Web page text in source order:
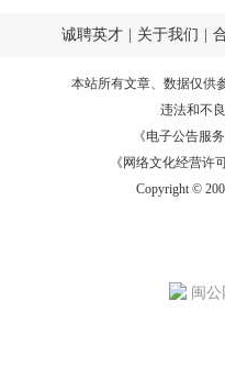
诚聘英才 关于我们
本站所有文章、数据仅供
违法和不
《电子公告服务
《网络文化经营许
Copyright ©
闽公